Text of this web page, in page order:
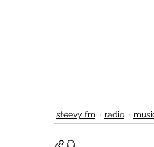
steevy fm radio